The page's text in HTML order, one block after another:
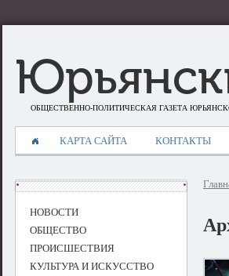
ОБЩЕСТВЕННО-ПОЛИТИЧЕСКАЯ ГАЗЕТА
КАРТА САЙТА КОНТАКТЫ
НОВОСТИ
ОБЩЕСТВО
ПРОИСШЕСТВИЯ
КУЛЬТУРА И ИСКУССТВО